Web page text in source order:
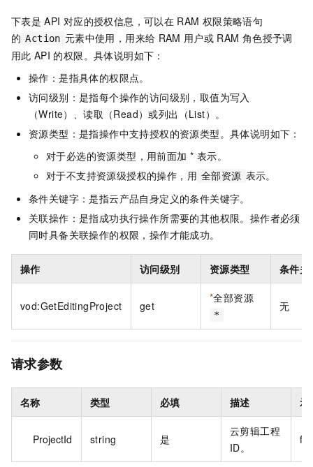
下表是 API 对应的授权信息，可以在 RAM 权限策略语句
的 Action 元素中使用，用来给 RAM 用户或 RAM 角色授予调
用此 API 的权限。具体说明如下：
操作：是指具体的权限点。
访问级别：是指每个操作的访问级别，取值为写入
（Write）、读取（Read）或列出（List）。
资源类型：是指操作中支持授权的资源类型。具体说明如下：
对于必选的资源类型，用前面加 * 表示。
对于不支持资源级授权的操作，用 全部资源 表示。
条件关键字：是指云产品自身定义的条件关键字。
关联操作：是指成功执行操作所需要的其他权限。操作者必须
同时具备关联操作的权限，操作才能成功。
操作 访问级别 资源类型 条件关
vod:GetEditingProject get
*全部资源
*
无
请求参数
名称 类型 必填 描述 示
ProjectId string 是
云剪辑工程
ID。